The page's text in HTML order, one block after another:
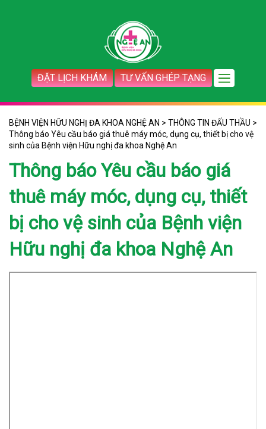
ĐẶT LỊCH KHÁM TƯ VẤN GHÉP TẠNG
BỆNH VIỆN HỮU NGHỊ ĐA KHOA NGHỆ AN > THÔNG TIN ĐẤU THẦU >
Thông báo Yêu cầu báo giá thuê máy móc, dụng cụ, thiết bị cho vệ
sinh của Bệnh viện Hữu nghị đa khoa Nghệ An
Thông báo Yêu cầu báo giá
thuê máy móc, dụng cụ, thiết
bị cho vệ sinh của Bệnh viện
Hữu nghị đa khoa Nghệ An